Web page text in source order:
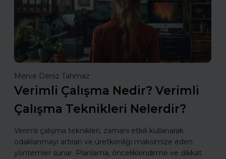
Merve Deniz Tahmaz
Verimli Çalışma Nedir? Verimli
Çalışma Teknikleri Nelerdir?
Verimli çalışma teknikleri, zamanı etkili kullanarak
odaklanmayı artıran ve üretkenliği maksimize eden
yöntemler sunar. Planlama, önceliklendirme ve dikkat